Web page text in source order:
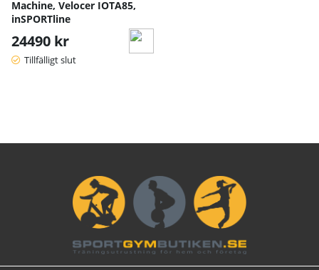
Machine, Velocer IOTA85,
inSPORTline
24490 kr
Tillfälligt slut